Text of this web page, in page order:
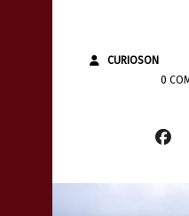
CURIOSON
0